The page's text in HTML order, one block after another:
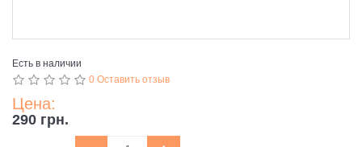
Есть в наличии
0 Оставить отзыв
Цена:
290 грн.